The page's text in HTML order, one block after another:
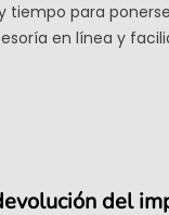
tiempo para
en línea y
del